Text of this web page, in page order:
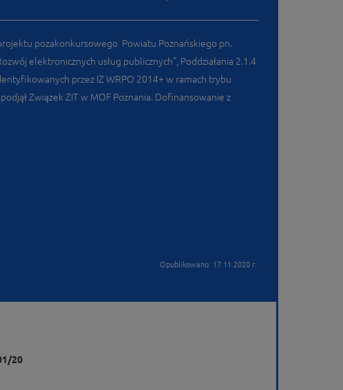
pozakonkursowego Powiatu Poznańskiego pn.
elektronicznych usług publicznych”, Poddziałania 2.1.4
przez IZ WRPO 2014+ w ramach trybu
Związek ZIT w MOF Poznania. Dofinansowanie z
Opublikowano: 17.11.2020 r.
20